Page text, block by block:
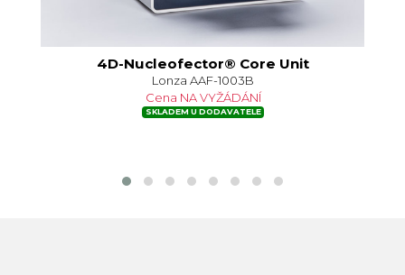
4D-Nucleofector® Core Unit
Lonza AAF-1003B
Cena NA VYŽÁDÁNÍ
SKLADEM U DODAVATELE